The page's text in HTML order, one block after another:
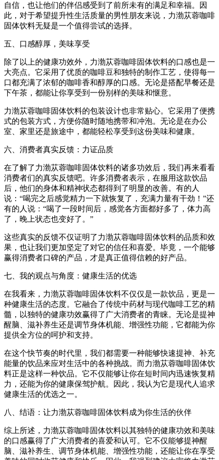
自信，也让他们的伴侣感受到了前所未有的满足和幸福。因
此，对于希望提升性生活质量的男性朋友来说，力渤苁蓉咖啡
固体饮料无疑是一个值得尝试的选择。
五、口感醇厚，美味享受
除了以上的健康功效外，力渤苁蓉咖啡固体饮料的口感也是一
大亮点。它采用了优质的咖啡豆和独特的制作工艺，使得每一
口都充满了浓郁的咖啡香和醇厚的口感。无论是搭配早餐还是
下午茶，都能让你享受到一份别样的美味和惬意。
力渤苁蓉咖啡固体饮料的包装设计也非常贴心。它采用了便携
式的包装方式，方便你随时随地携带和冲泡。无论是在办公
室、家里还是旅途中，都能轻松享受到这份美味和健康。
六、消费者真实反馈：力证品质
在了解了力渤苁蓉咖啡固体饮料的诸多功效后，我们再来看看
消费者们的真实反馈吧。许多消费者表示，在服用这款饮品
后，他们的身体和精神状态都得到了明显的改善。有的人
说：“喝完之后感觉精力一下就恢复了，充满力量有干劲！”还
有的人说：“喝了一段时间后，感觉各方面都好多了，体力高
了，晚上状态也变好了。”
这些真实的反馈不仅证明了力渤苁蓉咖啡固体饮料的品质和效
果，也让我们更加坚定了对它的信任和喜爱。毕竟，一个能够
赢得消费者口碑的产品，才是真正值得信赖的好产品。
七、我的观点与角度：健康生活的优选
在我看来，力渤苁蓉咖啡固体饮料不仅仅是一款饮品，更是一
种健康生活的态度。它融合了传统中药材与现代咖啡工艺的精
髓，以独特的健康功效赢得了广大消费者的青睐。无论是提神
醒脑、滋补养生还是调节身体机能、增强性功能，它都能为你
提供全方位的呵护和支持。
在这个快节奏的时代里，我们都需要一种能够快速提神、补充
能量的饮品来应对生活中的各种挑战。而力渤苁蓉咖啡固体饮
料正是这样一种饮品。它不仅能够让你在短时间内迅速恢复精
力，还能为你的健康保驾护航。因此，我认为它是现代人追求
健康生活的优选之一。
八、结语：让力渤苁蓉咖啡固体饮料成为你生活的伙伴
综上所述，力渤苁蓉咖啡固体饮料以其独特的健康功效和美味
的口感赢得了广大消费者的喜爱和认可。它不仅能够提神醒
脑、滋补养生、调节身体机能、增强性功能，还能让你在享受